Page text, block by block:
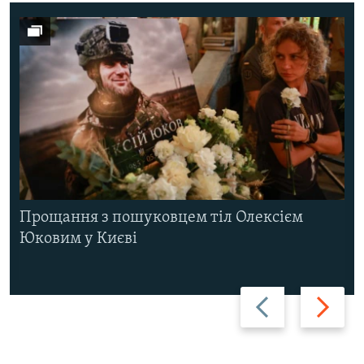
Назад Вперед
Прощання з пошуковцем тіл Олексієм
Юковим у Києві